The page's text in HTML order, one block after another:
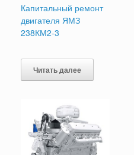
Капитальный ремонт
двигателя ЯМЗ
238КМ2-3
Читать далее